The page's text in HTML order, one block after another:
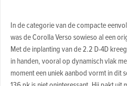
In de categorie van de compacte
was de Corolla Verso sowieso al een
Met de inplanting van de 2.2 D-4D
in handen, vooral op dynamisch vlak
moment een uniek aanbod vormt in dit